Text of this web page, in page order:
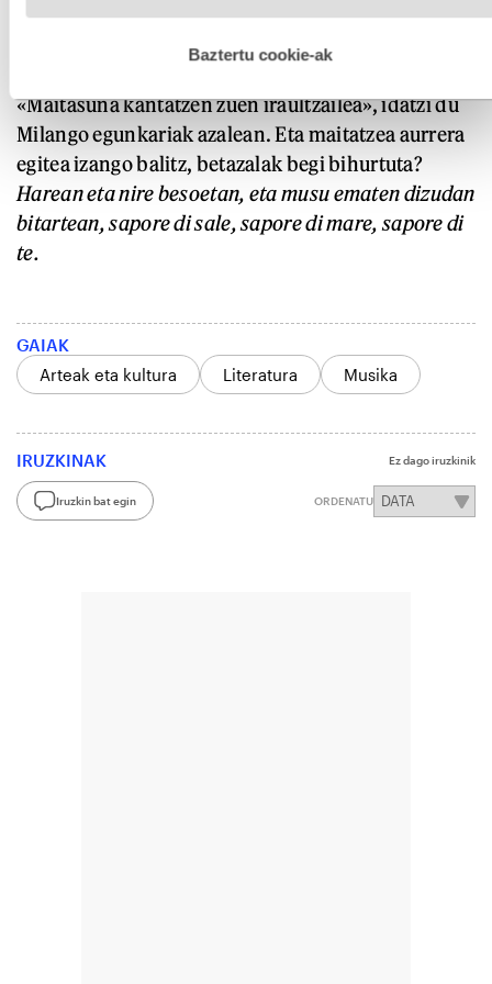
esplizitua ematen diguzu.Gehiago irakurri
Baztertu cookie-ak
«Maitasuna kantatzen zuen iraultzailea», idatzi du
Milango egunkariak azalean. Eta maitatzea aurrera
egitea izango balitz, betazalak begi bihurtuta?
Harean eta nire besoetan, etamusuematen dizudan
bitartean,sapore di sale,sapore di mare, sapore di
te.
GAIAK
Arteak eta kultura
Literatura Musika
IRUZKINAK Ez dago iruzkinik
Iruzkin bat egin ORDENATU